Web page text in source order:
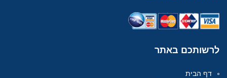
לרשותכם באתר
דף הבית